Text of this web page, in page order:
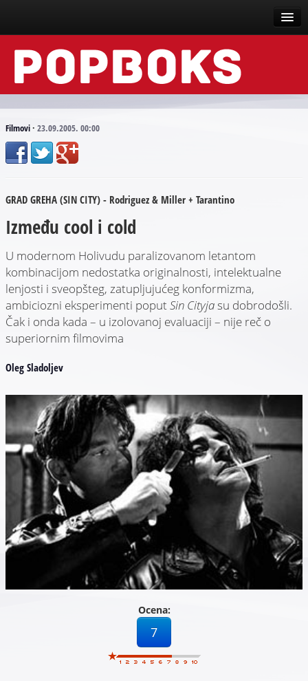
Vesti
Događaji
Tekstovi
Scena
Arhive
Filmovi· 23.09.2005. 00:00
GRAD GREHA (SIN CITY) - Rodriguez & Miller + Tarantino
Između cool i cold
U modernom Holivudu paralizovanom letantom
kombinacijom nedostatka originalnosti, intelektualne
lenjosti i sveopšteg, zatupljujućeg konformizma,
ambiciozni eksperimenti poputSin Cityjasu dobrodošli.
Čak i onda kada – u izolovanoj evaluaciji – nije reč o
superiornim filmovima
Oleg Sladoljev
Ocena:
7